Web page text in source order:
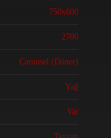
750x600
2700
Carousel (Döner)
Yağ
Var